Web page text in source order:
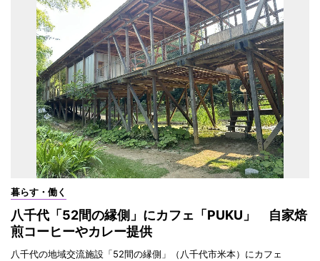
暮らす・働く
八千代「52間の縁側」にカフェ「PUKU」 自家焙
煎コーヒーやカレー提供
八千代の地域交流施設「52間の縁側」（八千代市米本）にカフェ